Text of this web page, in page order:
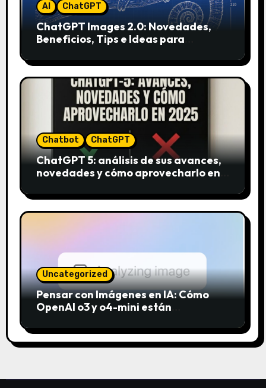
AI ChatGPT
ChatGPT Images 2.0: Novedades,
Beneficios, Tips e Ideas para
Chatbot ChatGPT
ChatGPT 5: análisis de sus avances,
novedades y cómo aprovecharlo en
Uncategorized
Pensar con Imágenes en IA: Cómo
OpenAI o3 y o4-mini están